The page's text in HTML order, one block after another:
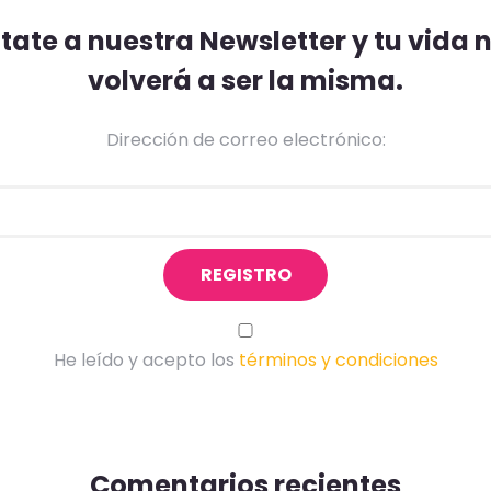
a nuestra Newsletter y tu vida
volverá a ser la misma.
Dirección de correo electrónico:
He leído y acepto los términos y condiciones